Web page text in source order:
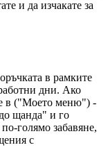
и да изчакате за
в рамките
дни. Ако
в ("Моето меню") -
щанда" и го
голямо забавяне,
с